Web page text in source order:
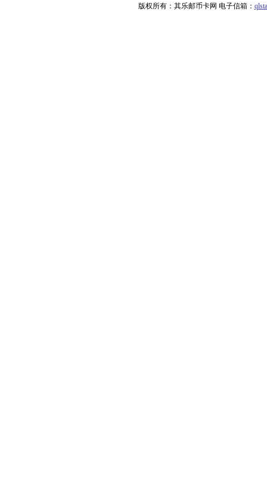
版权所有：其乐邮币卡网 电子信箱：